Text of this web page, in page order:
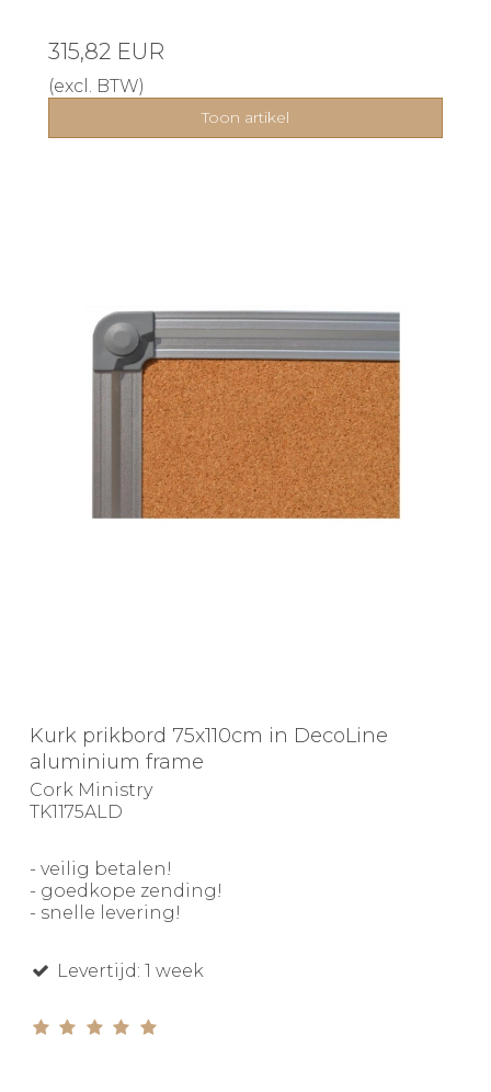
315,82 EUR
(excl. BTW)
Toon artikel
Kurk prikbord 75x110cm in DecoLine
aluminium frame
Cork Ministry
TK1175ALD
- veilig betalen!
- goedkope zending!
- snelle levering!
Levertijd: 1 week